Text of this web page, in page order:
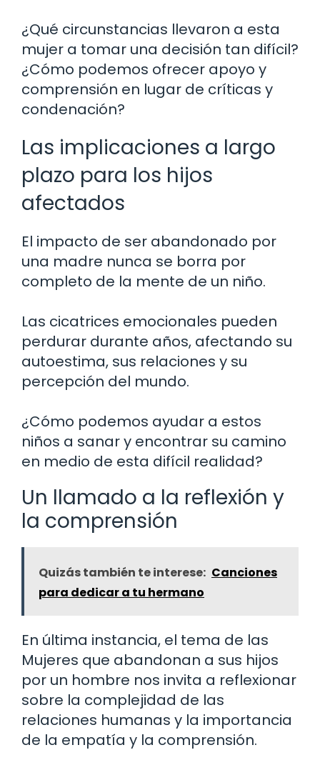
¿Qué circunstancias llevaron a esta
mujer a tomar una decisión tan difícil?
¿Cómo podemos ofrecer apoyo y
comprensión en lugar de críticas y
condenación?
Las implicaciones a largo
plazo para los hijos
afectados
El impacto de ser abandonado por
una madre nunca se borra por
completo de la mente de un niño.
Las cicatrices emocionales pueden
perdurar durante años, afectando su
autoestima, sus relaciones y su
percepción del mundo.
¿Cómo podemos ayudar a estos
niños a sanar y encontrar su camino
en medio de esta difícil realidad?
Un llamado a la reflexión y
la comprensión
Quizás también te interese: Canciones
para dedicar a tu hermano
En última instancia, el tema de las
Mujeres que abandonan a sus hijos
por un hombre nos invita a reflexionar
sobre la complejidad de las
relaciones humanas y la importancia
de la empatía y la comprensión.